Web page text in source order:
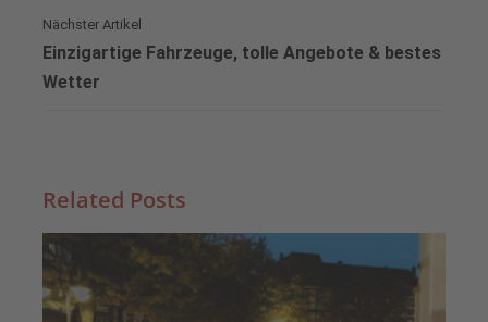
Nächster Artikel
Einzigartige Fahrzeuge, tolle Angebote & bestes
Wetter
Related Posts